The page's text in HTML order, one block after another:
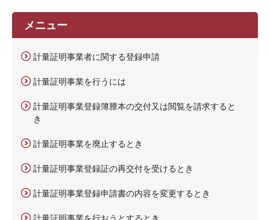
メニュー
計量証明事業者に関する登録申請
計量証明事業を行うには
計量証明事業登録簿謄本の交付又は閲覧を請求すると
き
計量証明事業を廃止するとき
計量証明事業登録証の再交付を受けるとき
計量証明事業登録申請書の内容を変更するとき